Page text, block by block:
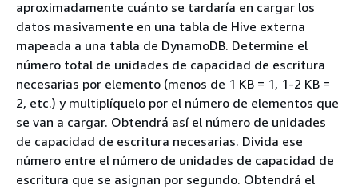
aproximadamente cuánto se tardaría en cargar los
datos masivamente en una tabla de Hive externa
mapeada a una tabla de DynamoDB. Determine el
número total de unidades de capacidad de escritura
necesarias por elemento (menos de 1 KB = 1, 1-2 KB =
2, etc.) y multiplíquelo por el número de elementos que
se van a cargar. Obtendrá así el número de unidades
de capacidad de escritura necesarias. Divida ese
número entre el número de unidades de capacidad de
escritura que se asignan por segundo. Obtendrá el